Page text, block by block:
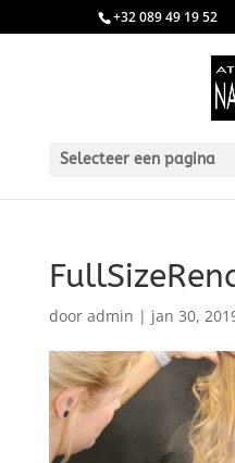
+32 089 49 19 52
Selecteer een pagina
door admin | jan 30,